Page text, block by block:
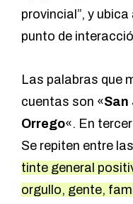
provincial”, y ubica
punto de
Las palabras que
cuentas son «San
Orrego«. En
Se repiten entre
tinte general
orgullo, gente,